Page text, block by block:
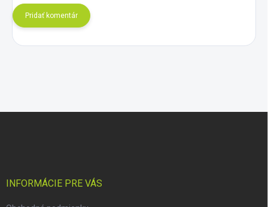
Pridať komentár
INFORMÁCIE PRE VÁS